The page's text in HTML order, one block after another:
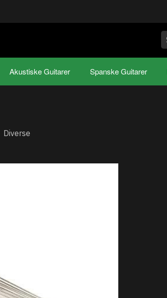
Akustiske Guitarer Spanske Guitarer
Diverse